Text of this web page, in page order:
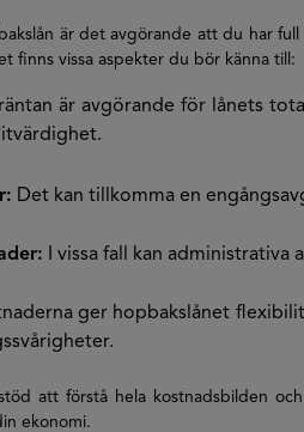
är det avgörande att du har
finns vissa aspekter du bör känna till:
är avgörande för lånets
Det kan tillkomma en
I vissa fall kan
ger hopbakslånet
att förstå hela kostnadsbilden
ekonomi.